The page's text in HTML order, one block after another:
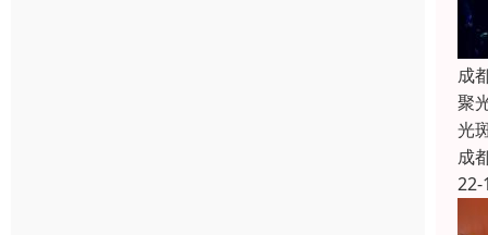
成
聚
光
成
22-